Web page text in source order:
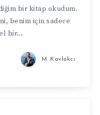
bir kitap okudum.
benim için sadece
bir…
M. Kavlakcı